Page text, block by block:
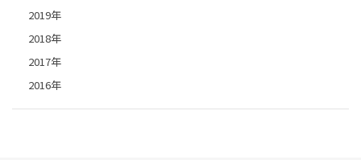
2019年
2018年
2017年
2016年